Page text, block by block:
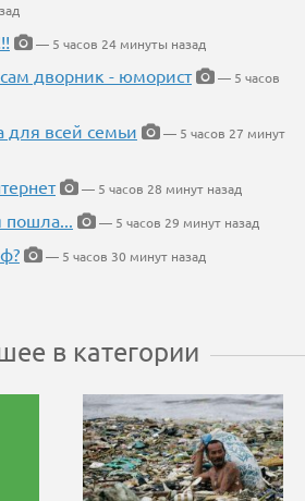
— 5 часов 24 минуты назад
дворник - юморист
— 5 часов
для всей семьи
— 5 часов 27 минут
— 5 часов 28 минут назад
пошла...
— 5 часов 29 минут назад
— 5 часов 30 минут назад
в категории